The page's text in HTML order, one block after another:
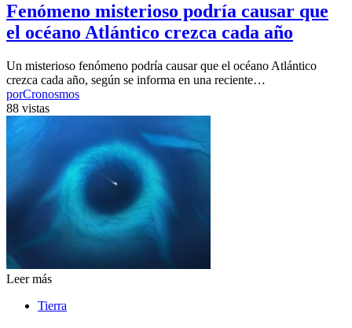
Fenómeno misterioso podría causar que
el océano Atlántico crezca cada año
Un misterioso fenómeno podría causar que el océano Atlántico
crezca cada año, según se informa en una reciente…
porCronosmos
88 vistas
Leer más
Tierra